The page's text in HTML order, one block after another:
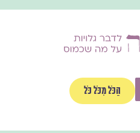
הַכֹּל מִכֹּל כֹּל